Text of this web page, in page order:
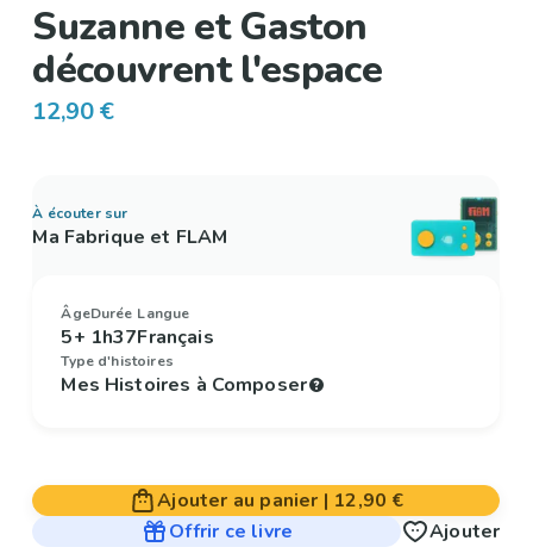
Suzanne et Gaston
découvrent l'espace
12,90 €
À écouter sur
Ma Fabrique et FLAM
Âge
5+
Durée
1h37
Langue
Français
Type d'histoires
Mes Histoires à Composer
Ajouter au panier | 12,90 €
Offrir ce livre
Ajouter